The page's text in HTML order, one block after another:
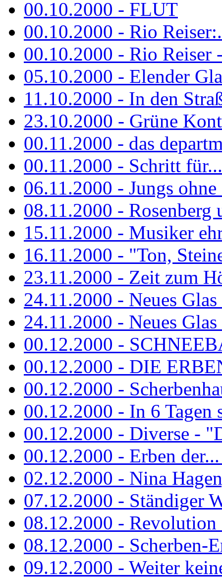
00.10.2000 - FLUT
00.10.2000 - Rio
00.10.2000 - Rio Reiser
05.10.2000 - Elender
11.10.2000 - In den
23.10.2000 - Grüne
00.11.2000 - das
00.11.2000 - Schritt
06.11.2000 - Jungs
08.11.2000 - Rosenberg
15.11.2000 - Musiker
16.11.2000 - "Ton,
23.11.2000 - Zeit zum
24.11.2000 - Neues
24.11.2000 - Neues Glas
00.12.2000 -
00.12.2000 - DIE
00.12.2000 -
00.12.2000 - In 6 Tagen
00.12.2000 - Diverse -
00.12.2000 - Erben
02.12.2000 - Nina
07.12.2000 - Ständiger
08.12.2000 - Revolution
08.12.2000 - Scherben-
09.12.2000 - Weiter